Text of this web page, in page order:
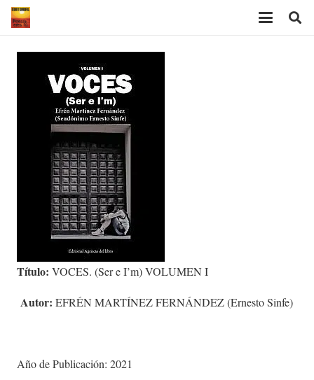
Título: VOCES. (Ser e I’m) VOLUMEN I
Autor: EFRÉN MARTÍNEZ FERNÁNDEZ (Ernesto Sinfe)
Año de Publicación: 2021